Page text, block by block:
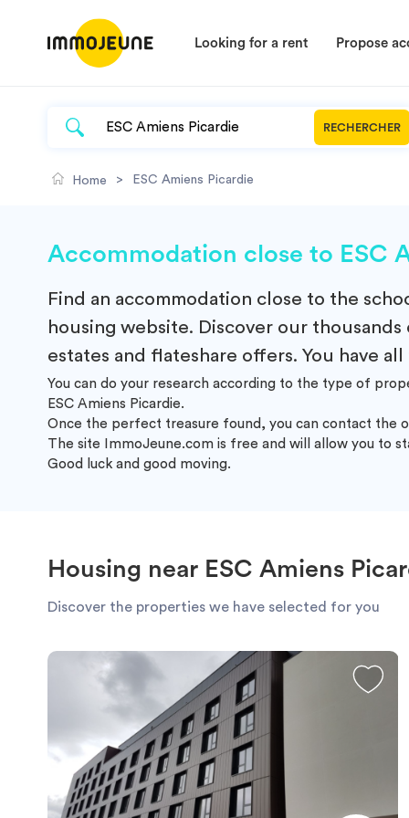
Looking for a rent Propose
RECHERCHER
Home > ESC Amiens Picardie
Accommodation close to ESC
Find an accommodation close to the
housing website. Discover our
estates and flateshare offers. You have
You can do your research according to the type of
ESC Amiens Picardie.
Once the perfect treasure found, you can contact the
The site ImmoJeune.com is free and will allow you to
Good luck and good moving.
Housing near ESC Amiens
Discover the properties we have selected for you